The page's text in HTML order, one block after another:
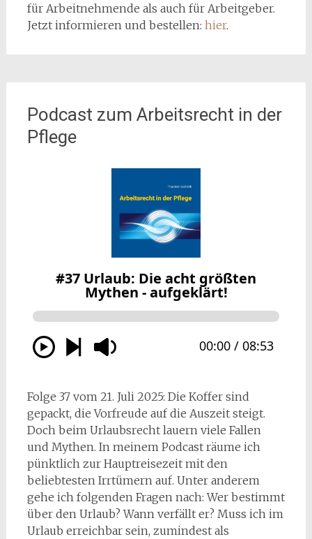
für Arbeitnehmende als auch für Arbeitgeber.
Jetzt informieren und bestellen: hier.
Podcast zum Arbeitsrecht in der
Pflege
Folge 37 vom 21. Juli 2025: Die Koffer sind
gepackt, die Vorfreude auf die Auszeit steigt.
Doch beim Urlaubsrecht lauern viele Fallen
und Mythen. In meinem Podcast räume ich
pünktlich zur Hauptreisezeit mit den
beliebtesten Irrtümern auf. Unter anderem
gehe ich folgenden Fragen nach: Wer bestimmt
über den Urlaub? Wann verfällt er? Muss ich im
Urlaub erreichbar sein, zumindest als